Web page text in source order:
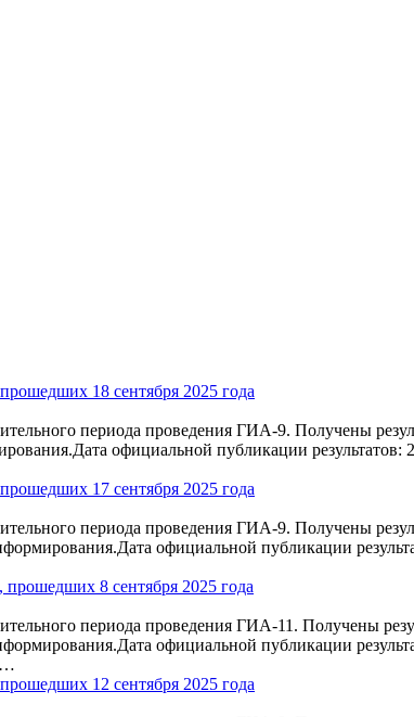
18 сентября 2025 года
периода проведения ГИА-9. Получены
официальной публикации
17 сентября 2025 года
периода проведения ГИА-9. Получены
официальной публикации
прошедших 8 сентября 2025 года
периода проведения ГИА-11. Получены
официальной публикации
12 сентября 2025 года